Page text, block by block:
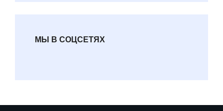
МЫ В СОЦСЕТЯХ